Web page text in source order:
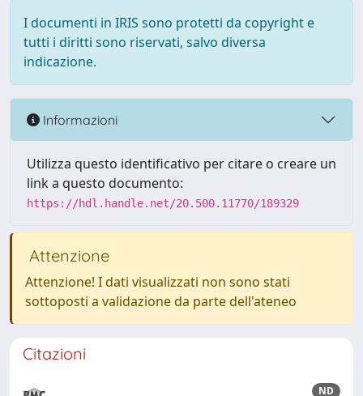
I documenti in IRIS sono protetti da copyright e
tutti i diritti sono riservati, salvo diversa
indicazione.
Informazioni
Utilizza questo identificativo per citare o creare un
link a questo documento:
https://hdl.handle.net/20.500.11770/189329
Attenzione
Attenzione! I dati visualizzati non sono stati
sottoposti a validazione da parte dell'ateneo
Citazioni
ND